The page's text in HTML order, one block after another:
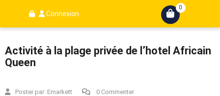
Connexion
0
Activité à la plage privée de l’hotel Africain
Queen
Poster par: Emarkett 0 Commenter